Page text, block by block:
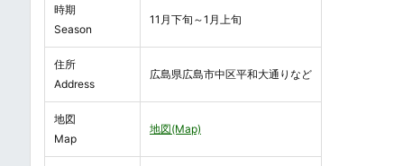
時期
Season
11月下旬～1月上旬
住所
Address
広島県広島市中区平和大通りなど
地図
Map
地図(Map)